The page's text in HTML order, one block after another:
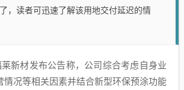
，读者可迅速了解该用地交付延迟的情
新材发布公告称，公司综合考虑自身业
情况等相关因素并结合新型环保预涂功能